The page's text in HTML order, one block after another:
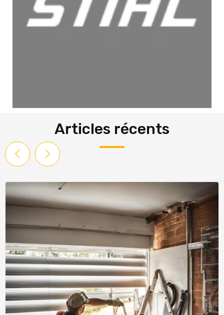
Articles récents